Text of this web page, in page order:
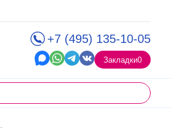
+7 (495) 135-10-05
Закладки0